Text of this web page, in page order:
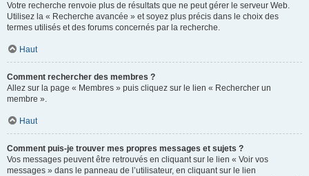
Votre recherche renvoie plus de résultats que ne peut gérer le serveur Web.
Utilisez la « Recherche avancée » et soyez plus précis dans le choix des
termes utilisés et des forums concernés par la recherche.
Haut
Comment rechercher des membres ?
Allez sur la page « Membres » puis cliquez sur le lien « Rechercher un
membre ».
Haut
Comment puis-je trouver mes propres messages et sujets ?
Vos messages peuvent être retrouvés en cliquant sur le lien « Voir vos
messages » dans le panneau de l’utilisateur, en cliquant sur le lien